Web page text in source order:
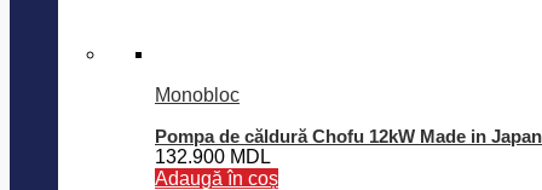
Monobloc
Pompa de căldură Chofu 12kW Made in Japan
132.900 MDL
Adaugă în coș